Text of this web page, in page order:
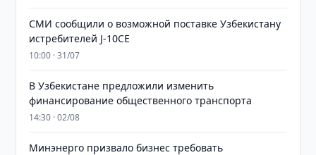
СМИ сообщили о возможной поставке Узбекистану
истребителей J-10CE
10:00 · 31/07
В Узбекистане предложили изменить
финансирование общественного транспорта
14:30 · 02/08
Минэнерго призвало бизнес требовать